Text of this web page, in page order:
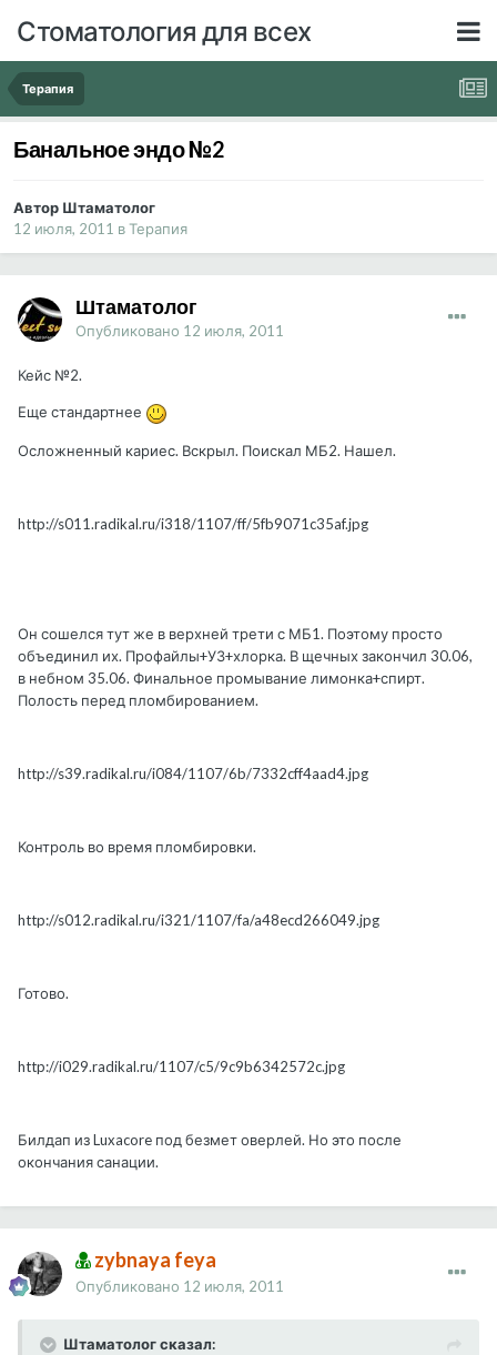
Стоматология для всех
Терапия
Банальное эндо №2
Автор Штаматолог
12 июля, 2011 вТерапия
Штаматолог
Опубликовано 12 июля, 2011
Кейс №2.
Еще стандартнее
Осложненный кариес. Вскрыл. Поискал МБ2. Нашел.
http://s011.radikal.ru/i318/1107/ff/5fb9071c35af.jpg
Он сошелся тут же в верхней трети с МБ1. Поэтому просто
объединил их. Профайлы+УЗ+хлорка. В щечных закончил 30.06,
в небном 35.06. Финальное промывание лимонка+спирт.
Полость перед пломбированием.
http://s39.radikal.ru/i084/1107/6b/7332cff4aad4.jpg
Контроль во время пломбировки.
http://s012.radikal.ru/i321/1107/fa/a48ecd266049.jpg
Готово.
http://i029.radikal.ru/1107/c5/9c9b6342572c.jpg
Билдап из Luxacore под безмет оверлей. Но это после
окончания санации.
zybnaya feya
Опубликовано 12 июля, 2011
Штаматолог сказал: